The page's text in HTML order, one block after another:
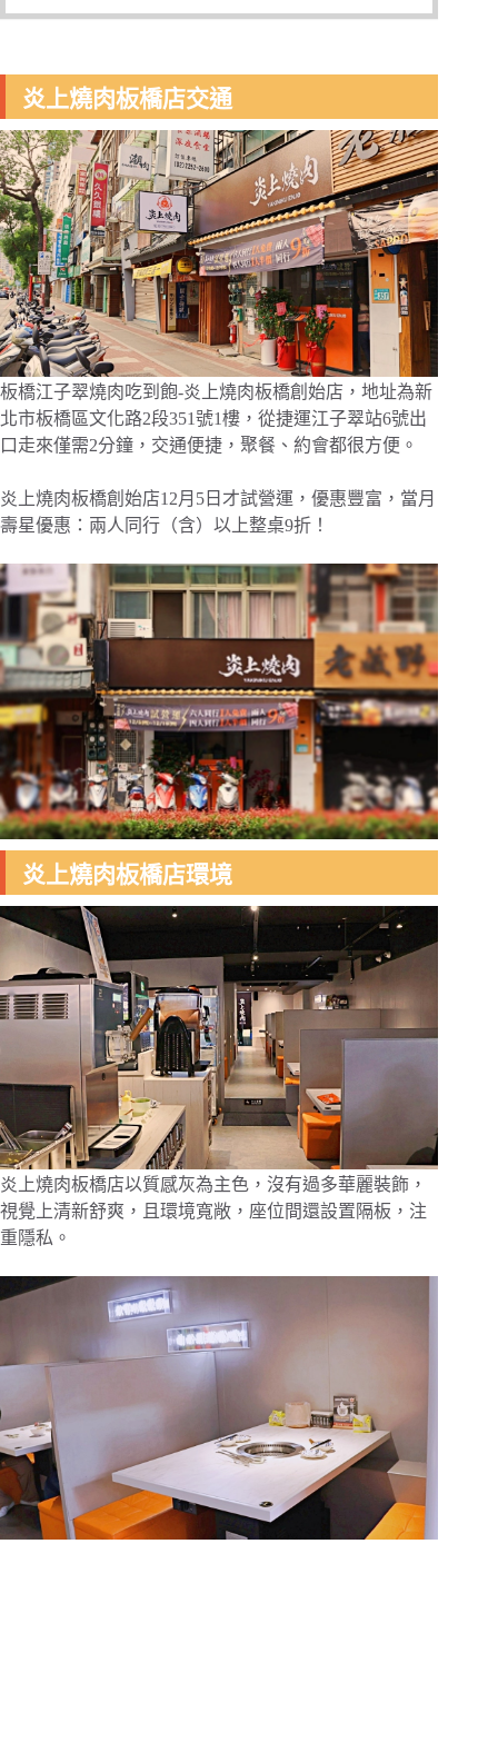
炎上燒肉板橋店交通
板橋江子翠燒肉吃到飽-炎上燒肉板橋創始店，地址為新
北市板橋區文化路2段351號1樓，從捷運江子翠站6號出
口走來僅需2分鐘，交通便捷，聚餐、約會都很方便。
炎上燒肉板橋創始店12月5日才試營運，優惠豐富，當月
壽星優惠：兩人同行（含）以上整桌9折！
炎上燒肉板橋店環境
炎上燒肉板橋店以質感灰為主色，沒有過多華麗裝飾，
視覺上清新舒爽，且環境寬敞，座位間還設置隔板，注
重隱私。